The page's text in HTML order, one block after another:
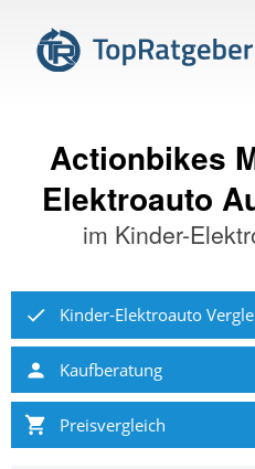
Actionbikes
Elektroauto
im Kinder-
Kinder-Elektroauto
Kaufberatung
Preisvergleich